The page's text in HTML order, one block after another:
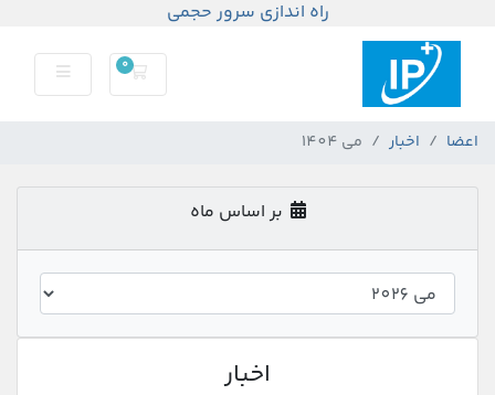
راه اندازی سرور حجمی
0
سبد خرید
اعضا اخبار می 1404
بر اساس ماه
اخبار